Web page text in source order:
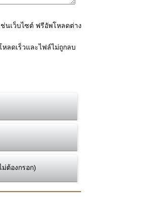
นเว็บไซต์ ฟรีอัพโหลดต่าง
ลดเร็วและไฟล์ไม่ถูกลบ
ต้องกรอก)